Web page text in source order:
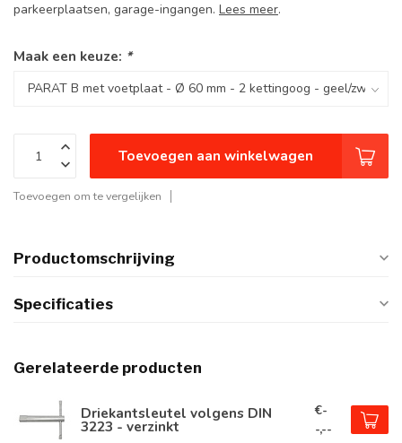
parkeerplaatsen, garage-ingangen. Lees meer.
Maak een keuze: *
Toevoegen aan winkelwagen
Toevoegen om te vergelijken
Productomschrijving
Specificaties
Gerelateerde producten
Driekantsleutel volgens DIN
3223 - verzinkt
€-
-,--